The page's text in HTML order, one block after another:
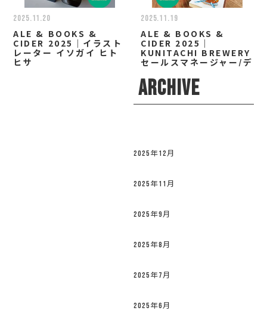
2025.11.20
ALE & BOOKS &
CIDER 2025｜イラスト
レーター イソガイ ヒト
ヒサ
2025.11.19
ALE & BOOKS &
CIDER 2025｜
KUNITACHI BREWERY
セールスマネージャー/デ
ARCHIVE
2025年12月
2025年11月
2025年9月
2025年8月
2025年7月
2025年6月